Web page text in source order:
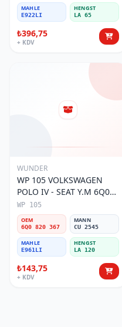
MAHLE
E922LI
HENGST
LA 65
₺396,75
+ KDV
WUNDER
WP 105 VOLKSWAGEN
POLO IV - SEAT Y.M 6Q0
820 367 Polen Filtresi
WP 105
OEM
6Q0 820 367
MANN
CU 2545
MAHLE
E961LI
HENGST
LA 120
₺143,75
+ KDV